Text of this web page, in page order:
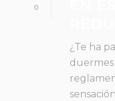
0
¿Te ha
duermes